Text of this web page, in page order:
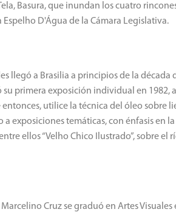
Basura, que inundan los cuatro
Espelho D'Água de la Cámara Legislativa.
llegó a Brasilia a principios de la década
primera exposición individual en 1982,
entonces, utilice la técnica del óleo sobre
a exposiciones temáticas, con énfasis en
ellos “Velho Chico Ilustrado”, sobre el
Cruz se graduó en Artes